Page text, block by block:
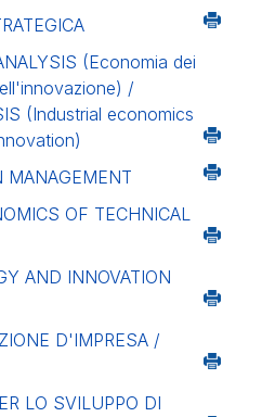
(Economia dei
/
(Industrial economics
MANAGEMENT
OF TECHNICAL
AND INNOVATION
D'IMPRESA /
LO SVILUPPO DI